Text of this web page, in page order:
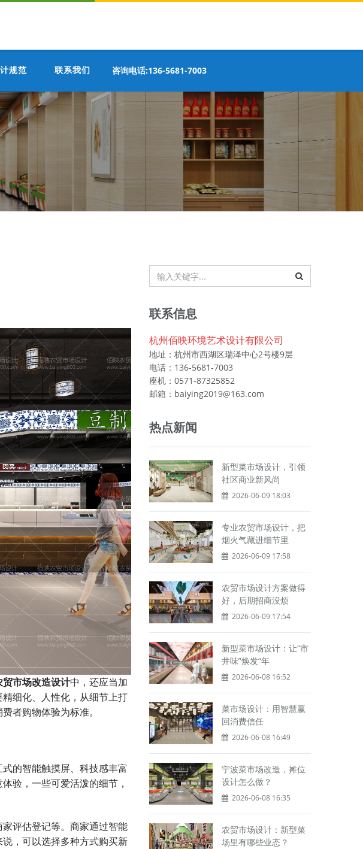
规范 联系我们 咨询电话:136-5681-7003
贸市场改造设计中，还应当加
细化、人性化，从细节上打
者购物体验为标准。
的智能触摸屏、科技感丰富
验，一些可爱活泼的细节，
评估登记等。商家通过智能
，可以选择多种方式购买新
联系信息
杭州佰映环境艺术设计有限公司
地址：杭州市西湖区瑞泽中心2号楼9层
电话：136-5681-7003
座机：0571-87325852
邮箱：baiying2019@163.com
热点新闻
新型菜市场设计，引领
社区商业新风尚
2026-06-09 18:03
专业农贸市场设计，把
烟火气藏进细节里
2026-06-09 17:58
农贸市场设计方案做得
好，后期招商没烦
2026-06-09 17:54
新型菜市场设计：让“市
井味”焕发“年
2026-06-08 16:52
菜市场设计：用智慧赢
回消费信任
2026-06-08 16:49
宁波菜市场改造，摊位
设计怎么做？
2026-06-08 16:35
农贸市场设计：新型菜
场里有哪些业态？